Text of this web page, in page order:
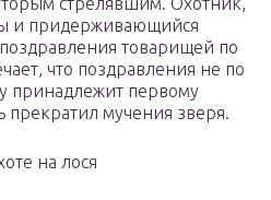
и придерживающийся
товарищей по
что поздравления не по
принадлежит первому
мучения зверя.
на лося